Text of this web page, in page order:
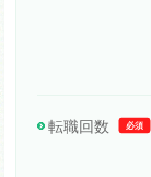
転職回数 必須